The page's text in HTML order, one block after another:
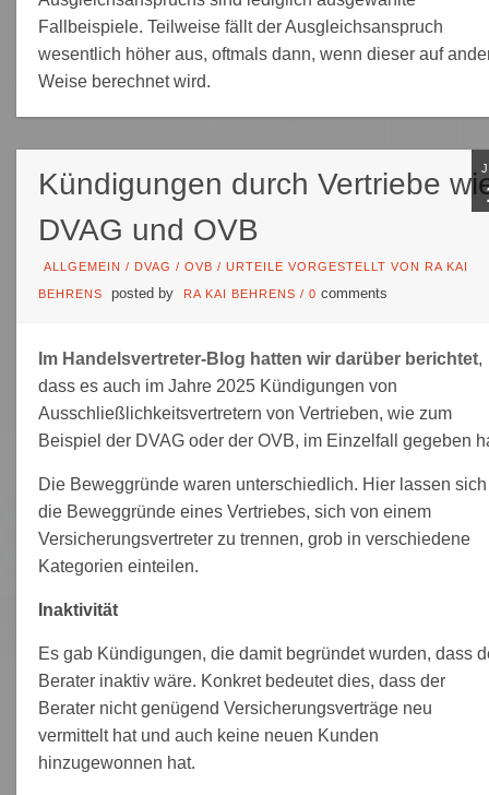
Fallbeispiele. Teilweise fällt der Ausgleichsanspruch
wesentlich höher aus, oftmals dann, wenn dieser auf
Weise berechnet wird.
Kündigungen durch Vertriebe
DVAG und OVB
ALLGEMEIN / DVAG / OVB / URTEILE VORGESTELLT VON RA KAI
BEHRENS posted by RA KAI BEHRENS / 0 comments
Im Handelsvertreter-Blog hatten wir darüber berichtet,
dass es auch im Jahre 2025 Kündigungen von
Ausschließlichkeitsvertretern von Vertrieben, wie zum
Beispiel der DVAG oder der OVB, im Einzelfall gegeben
Die Beweggründe waren unterschiedlich. Hier lassen sich
die Beweggründe eines Vertriebes, sich von einem
Versicherungsvertreter zu trennen, grob in verschiedene
Kategorien einteilen.
Inaktivität
Es gab Kündigungen, die damit begründet wurden, dass
Berater inaktiv wäre. Konkret bedeutet dies, dass der
Berater nicht genügend Versicherungsverträge neu
vermittelt hat und auch keine neuen Kunden
hinzugewonnen hat.